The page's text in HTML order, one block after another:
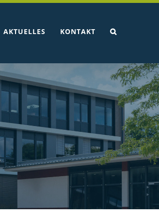
AKTUELLES KONTAKT